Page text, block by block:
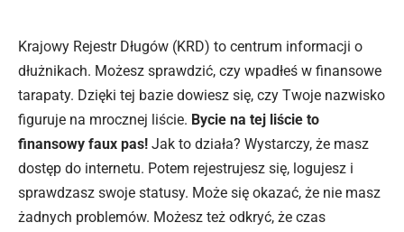
Krajowy Rejestr Długów (KRD) to centrum informacji o
dłużnikach. Możesz sprawdzić, czy wpadłeś w finansowe
tarapaty. Dzięki tej bazie dowiesz się, czy Twoje nazwisko
figuruje na mrocznej liście. Bycie na tej liście to
finansowy faux pas! Jak to działa? Wystarczy, że masz
dostęp do internetu. Potem rejestrujesz się, logujesz i
sprawdzasz swoje statusy. Może się okazać, że nie masz
żadnych problemów. Możesz też odkryć, że czas